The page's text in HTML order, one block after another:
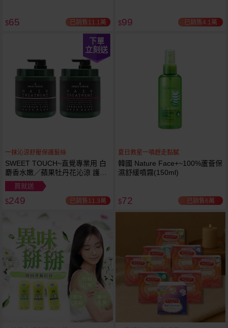
$65 已銷售11.1萬 $99 已銷售4.1萬
下單
立刻送
一抹沁涼舒壓保護髮絲
SWEET TOUCH~直覺專業用 白
麝香水嫩／蘋果牡丹花沁涼 護髮
膜(1000ml) 款式可選 全新包裝
買就送
$249 已銷售11.3萬
夏日救星一噴趕走黏膩
韓國 Nature Face+~100%蘆薈保
濕舒緩噴霧(150ml)
$72 已銷售6萬